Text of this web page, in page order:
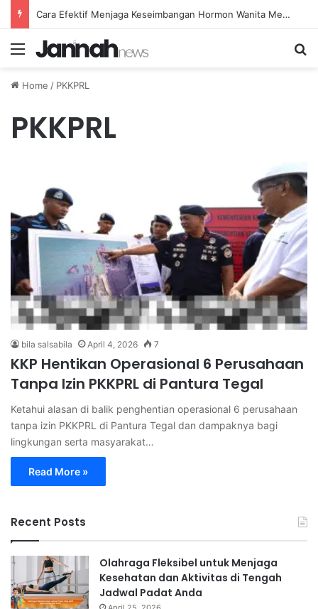
Cara Efektif Menjaga Keseimbangan Hormon Wanita Menjelang Menopause
Menu
Home / PKKPRL
PKKPRL
bila salsabila April 4, 2026 7
KKP Hentikan Operasional 6 Perusahaan
Tanpa Izin PKKPRL di Pantura Tegal
Ketahui alasan di balik penghentian operasional 6 perusahaan
tanpa izin PKKPRL di Pantura Tegal dan dampaknya bagi
lingkungan serta masyarakat…
Read More »
Recent Posts
Olahraga Fleksibel untuk Menjaga
Kesehatan dan Aktivitas di Tengah
Jadwal Padat Anda